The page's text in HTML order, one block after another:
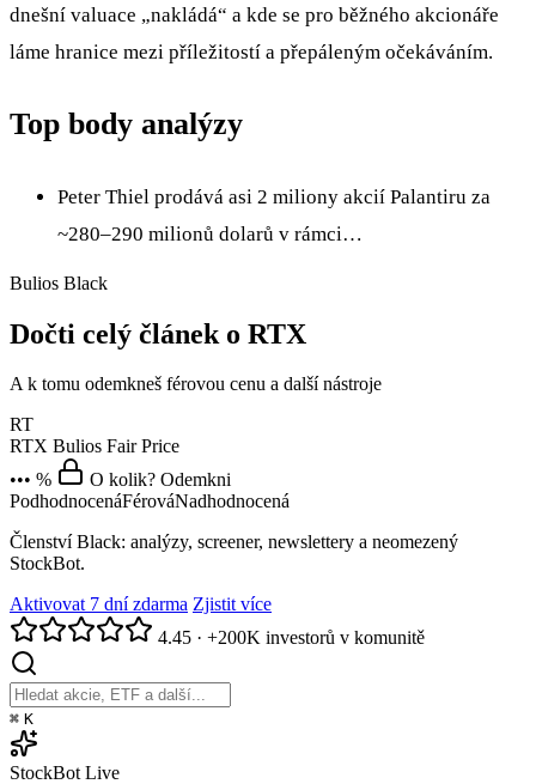
dnešní valuace „nakládá“ a kde se pro běžného akcionáře
láme hranice mezi příležitostí a přepáleným očekáváním.
Top body analýzy
Peter Thiel prodává asi 2 miliony akcií Palantiru za
~280–290 milionů dolarů v rámci…
Bulios Black
Dočti celý článek o RTX
A k tomu odemkneš férovou cenu a další nástroje
RT
RTX Bulios Fair Price
••• %
O kolik? Odemkni
PodhodnocenáFérováNadhodnocená
Členství Black: analýzy, screener, newslettery a neomezený
StockBot.
Aktivovat 7 dní zdarma Zjistit více
4.45 · +200K investorů v komunitě
⌘ K
StockBot Live